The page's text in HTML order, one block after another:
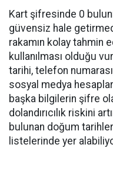
Kart şifresinde 0
güvensiz hale
rakamın kolay tahmin
kullanılması olduğu
tarihi, telefon
sosyal medya
başka bilgilerin şifre
dolandırıcılık riskini
bulunan doğum
listelerinde yer